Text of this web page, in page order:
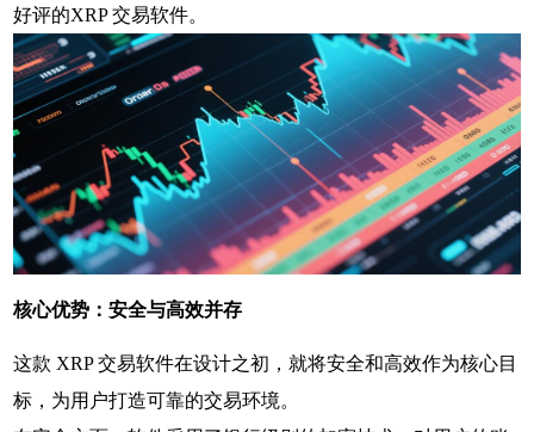
好评的XRP 交易软件。
核心优势：安全与高效并存
这款 XRP 交易软件在设计之初，就将安全和高效作为核心目
标，为用户打造可靠的交易环境。